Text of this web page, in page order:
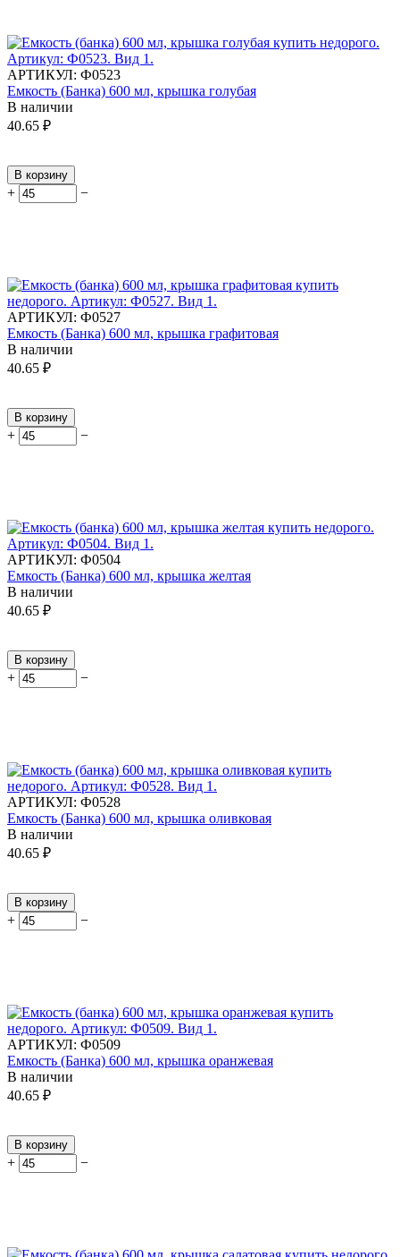
АРТИКУЛ: Ф0523
Емкость (Банка) 600 мл, крышка голубая
В наличии
40.65 ₽
В корзину
+ −
АРТИКУЛ: Ф0527
Емкость (Банка) 600 мл, крышка графитовая
В наличии
40.65 ₽
В корзину
+ −
АРТИКУЛ: Ф0504
Емкость (Банка) 600 мл, крышка желтая
В наличии
40.65 ₽
В корзину
+ −
АРТИКУЛ: Ф0528
Емкость (Банка) 600 мл, крышка оливковая
В наличии
40.65 ₽
В корзину
+ −
АРТИКУЛ: Ф0509
Емкость (Банка) 600 мл, крышка оранжевая
В наличии
40.65 ₽
В корзину
+ −